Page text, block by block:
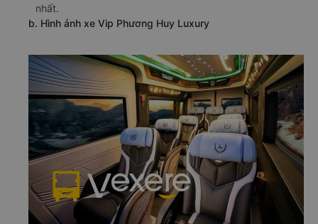
nhất.
b. Hình ảnh xe Vip Phương Huy Luxury